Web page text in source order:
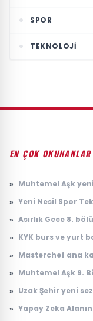
SPOR
TEKNOLOJI
EN ÇOK OKUNANLAR
» Muhtemel Aşk
» Yeni Nesil Spor
» Asırlık Gece 8.
» KYK burs ve yurt
» Masterchef ana
» Muhtemel Aşk 9.
» Uzak Şehir yeni
» Yapay Zeka